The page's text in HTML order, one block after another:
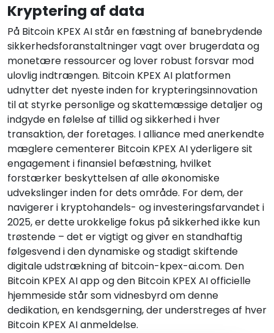
Kryptering af data
På Bitcoin KPEX AI står en fæstning af banebrydende
sikkerhedsforanstaltninger vagt over brugerdata og
monetære ressourcer og lover robust forsvar mod
ulovlig indtrængen. Bitcoin KPEX AI platformen
udnytter det nyeste inden for krypteringsinnovation
til at styrke personlige og skattemæssige detaljer og
indgyde en følelse af tillid og sikkerhed i hver
transaktion, der foretages. I alliance med anerkendte
mæglere cementerer Bitcoin KPEX AI yderligere sit
engagement i finansiel befæstning, hvilket
forstærker beskyttelsen af alle økonomiske
udvekslinger inden for dets område. For dem, der
navigerer i kryptohandels- og investeringsfarvandet i
2025, er dette urokkelige fokus på sikkerhed ikke kun
trøstende – det er vigtigt og giver en standhaftig
følgesvend i den dynamiske og stadigt skiftende
digitale udstrækning af bitcoin-kpex-ai.com. Den
Bitcoin KPEX AI app og den Bitcoin KPEX AI officielle
hjemmeside står som vidnesbyrd om denne
dedikation, en kendsgerning, der understreges af hver
Bitcoin KPEX AI anmeldelse.